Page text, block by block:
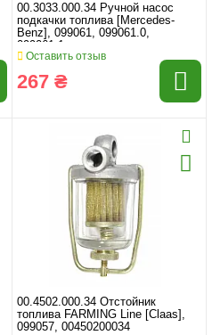
00.3033.000.34 Ручной насос
подкачки топлива [Mercedes-
Benz], 099061, 099061.0,
099061.1
Оставить отзыв
267 ₴
00.4502.000.34 Отстойник
топлива FARMING Line [Claas],
099057, 00450200034